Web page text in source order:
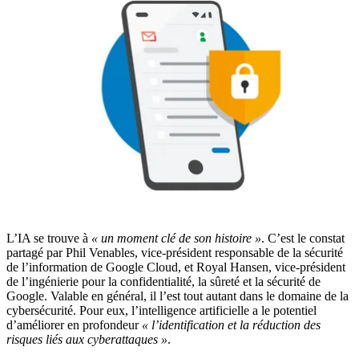
L’IA se trouve à « un moment clé de son histoire ». C’est le constat
partagé par Phil Venables, vice-président responsable de la sécurité
de l’information de Google Cloud, et Royal Hansen, vice-président
de l’ingénierie pour la confidentialité, la sûreté et la sécurité de
Google. Valable en général, il l’est tout autant dans le domaine de la
cybersécurité. Pour eux, l’intelligence artificielle a le potentiel
d’améliorer en profondeur « l’identification et la réduction des
risques liés aux cyberattaques ».